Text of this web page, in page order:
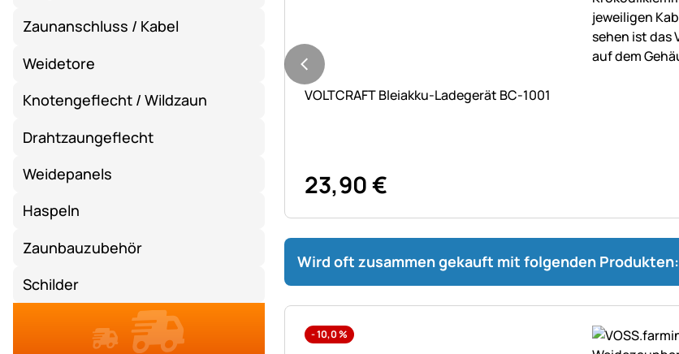
Zaunanschluss / Kabel
Weidetore
Knotengeflecht / Wildzaun
Drahtzaungeflecht
Weidepanels
Haspeln
Zaunbauzubehör
Schilder
Noch keine Bewertungen abgegeben
VOLTCRAFT Bleiakku-Ladegerät BC-1001
23,90€
Wird oft zusammen gekauft mit folgenden Produkten:
-10,0%